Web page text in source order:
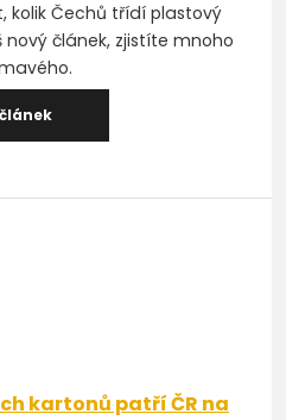
kolik Čechů třídí plastový
článek, zjistíte mnoho
kartonů patří ČR na